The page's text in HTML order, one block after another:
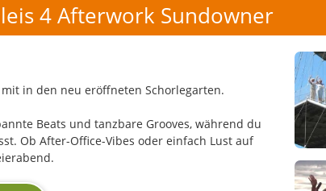
4 Afterwork Sundowner
in den neu eröffneten Schorlegarten.
Beats und tanzbare Grooves, während du
Ob After-Office-Vibes oder einfach Lust auf